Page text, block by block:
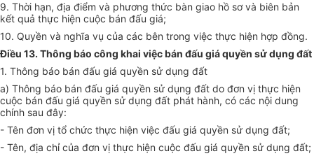
9. Thời hạn, địa điểm và phương thức bàn giao hồ sơ và biên bản
kết quả thực hiện cuộc bán đấu giá;
10. Quyền và nghĩa vụ của các bên trong việc thực hiện hợp đồng.
Điều 13. Thông báo công khai việc bán đấu giá quyền sử dụng đất
1. Thông báo bán đấu giá quyền sử dụng đất
a) Thông báo bán đấu giá quyền sử dụng đất do đơn vị thực hiện
cuộc bán đấu giá quyền sử dụng đất phát hành, có các nội dung
chính sau đây:
- Tên đơn vị tổ chức thực hiện việc đấu giá quyền sử dụng đất;
- Tên, địa chỉ của đơn vị thực hiện cuộc đấu giá quyền sử dụng đất;